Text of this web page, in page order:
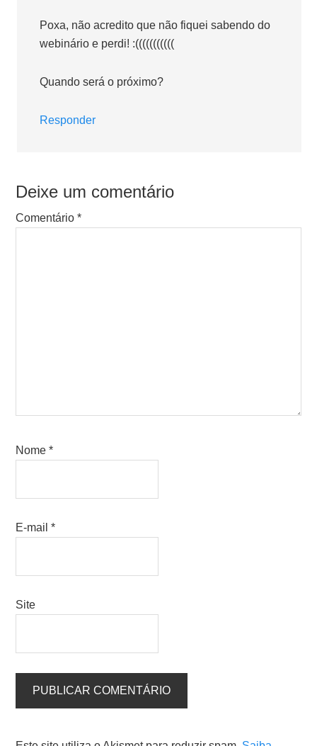
Poxa, não acredito que não fiquei sabendo do
webinário e perdi! :(((((((((((
Quando será o próximo?
Responder
Deixe um comentário
Comentário*
Nome*
E-mail*
Site